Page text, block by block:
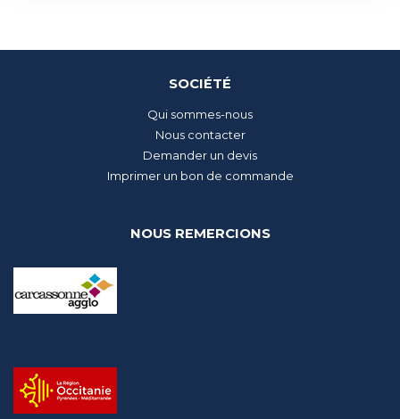
SOCIÉTÉ
Qui sommes-nous
Nous contacter
Demander un devis
Imprimer un bon de commande
NOUS REMERCIONS